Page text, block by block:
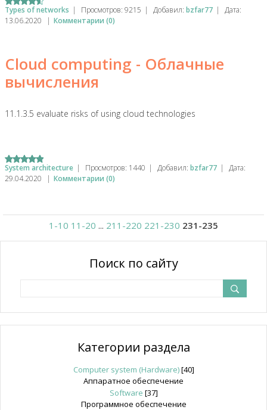
Types of networks | Просмотров: 9215 | Добавил: bzfar77 |
Дата:
13.06.2020
| Комментарии (0)
Cloud computing - Облачные
вычисления
11.1.3.5 evaluate risks of using cloud technologies
System architecture | Просмотров: 1440 | Добавил: bzfar77 |
Дата:
29.04.2020
| Комментарии (0)
1-10 11-20 ... 211-220 221-230 231-235
Поиск по сайту
Категории раздела
Computer system (Hardware)[40]
Аппаратное обеспечение
Software [37]
Программное обеспечение